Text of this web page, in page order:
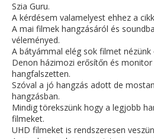
Szia Guru.
A kérdésem valamelyest ehhez a
A mai filmek hangzásáról és
véleményed.
A bátyámmal elég sok filmet nézünk
Denon házimozi erősítőn és
hangfalszetten.
Szóval a jó hangzás adott de
hangzásban.
Mindig törekszünk hogy a legjobb
filmeket.
UHD filmeket is rendszeresen